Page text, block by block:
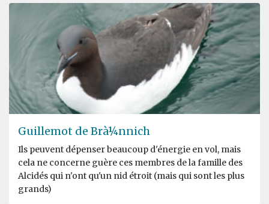
Guillemot de Brà¼nnich
Ils peuvent dépenser beaucoup d'énergie en vol, mais
cela ne concerne guère ces membres de la famille des
Alcidés qui n'ont qu'un nid étroit (mais qui sont les plus
grands)